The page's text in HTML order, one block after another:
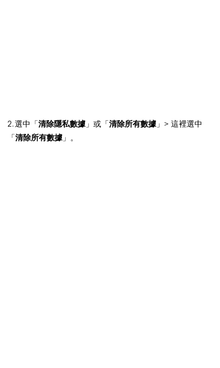
2. 選中「 清除隱私數據」或「 清除所有數據」> 這裡選中
「 清除所有數據」。